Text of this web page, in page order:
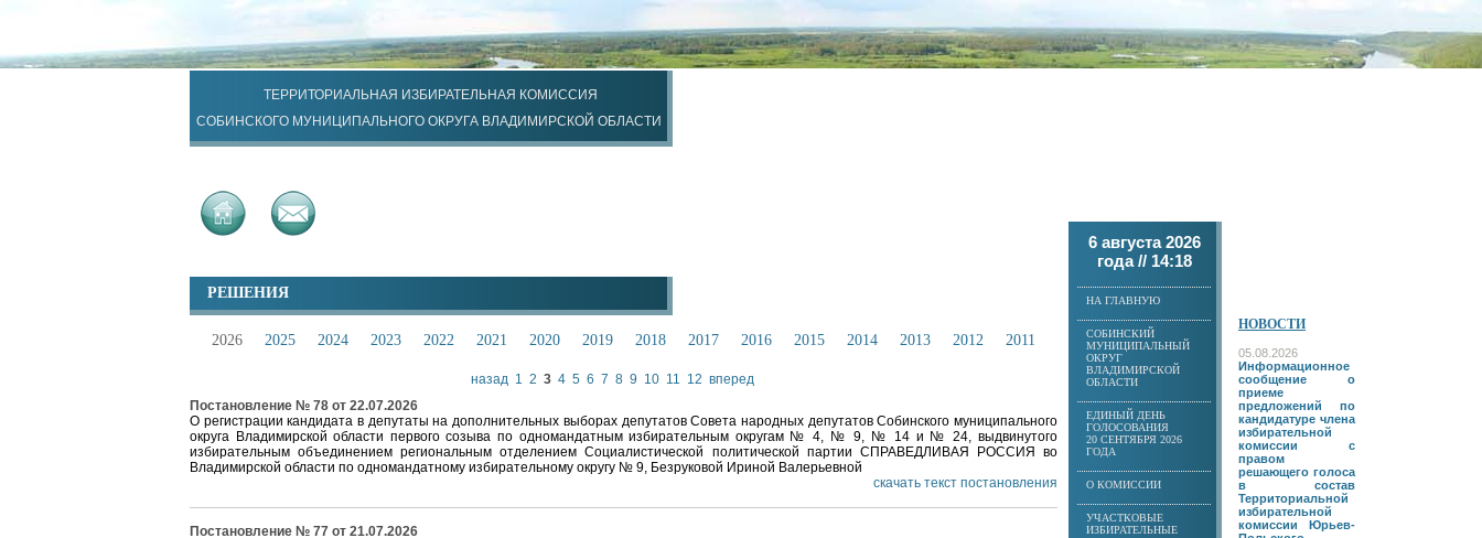
ТЕРРИТОРИАЛЬНАЯ ИЗБИРАТЕЛЬНАЯ КОМИССИЯ
СОБИНСКОГО МУНИЦИПАЛЬНОГО ОКРУГА ВЛАДИМИРСКОЙ ОБЛАСТИ
РЕШЕНИЯ
2026 2025 2024 2023 2022 2021 2020 2019 2018 2017 2016 2015 2014 2013 2012 2011
назад 1 2 3 4 5 6 7 8 9 10 11 12 вперед
Постановление № 78 от 22.07.2026
О регистрации кандидата в депутаты на дополнительных выборах депутатов Совета народных депутатов Собинского муниципального
округа Владимирской области первого созыва по одномандатным избирательным округам № 4, № 9, № 14 и № 24, выдвинутого
избирательным объединением региональным отделением Социалистической политической партии СПРАВЕДЛИВАЯ РОССИЯ во
Владимирской области по одномандатному избирательному округу № 9, Безруковой Ириной Валерьевной
скачать текст постановления
Постановление № 77 от 21.07.2026
6 августа 2026
года // 14:18
НА ГЛАВНУЮ
СОБИНСКИЙ
МУНИЦИПАЛЬНЫЙ
ОКРУГ
ВЛАДИМИРСКОЙ
ОБЛАСТИ
ЕДИНЫЙ ДЕНЬ
ГОЛОСОВАНИЯ
20 СЕНТЯБРЯ 2026
ГОДА
О КОМИССИИ
УЧАСТКОВЫЕ
ИЗБИРАТЕЛЬНЫЕ
НОВОСТИ
05.08.2026
Информационное
сообщение о
приеме
предложений по
кандидатуре члена
избирательной
комиссии с
правом
решающего голоса
в состав
Территориальной
избирательной
комиссии Юрьев-